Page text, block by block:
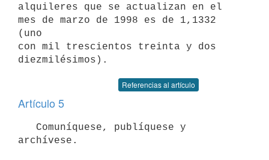
alquileres que se actualizan en el
mes de marzo de 1998 es de 1,1332
(uno
con mil trescientos treinta y dos
Referencias al artículo
Artículo 5